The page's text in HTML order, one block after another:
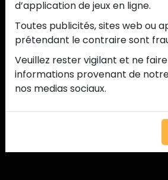
d’application de jeux en ligne.
Toutes publicités, sites web ou
prétendant le contraire sont
Veuillez rester vigilant et ne
informations provenant de
nos medias sociaux.
Voir la promotion de toute façon
Voir les promotions